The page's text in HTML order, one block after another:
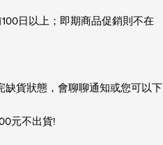
日以上；即期商品促銷則不在
缺貨狀態，會聊聊通知或您可以下
元不出貨!